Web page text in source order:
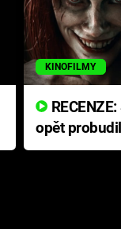
KINOFILMY
opět
přichází s